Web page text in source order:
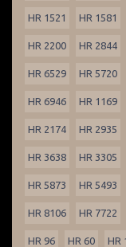
HR 1521 HR 1581
HR 2200 HR 2844
HR 6529 HR 5720
HR 6946 HR 1169
HR 2174 HR 2935
HR 3638 HR 3305
HR 5873 HR 5493
HR 8106 HR 7722
HR 96 HR 60 HR